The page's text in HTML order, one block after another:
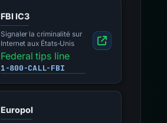
FBI IC3
Signaler la criminalité sur
Internet aux États-Unis
Federal tips line
1-800-CALL-FBI
Europol